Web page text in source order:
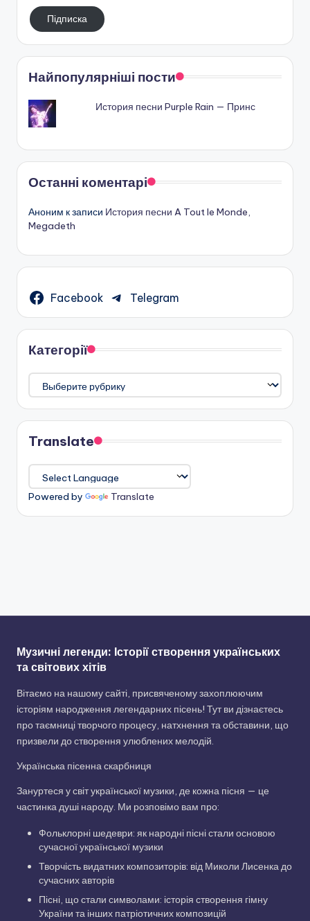
електронную
поштуПідписка
Найпопулярніші пости
История песни Purple Rain — Принс
Останні коментарі
Аноним к записи История песни A Tout le Monde,
Megadeth
Facebook Telegram
Категорії
Translate
Powered by Translate
Музичні легенди: Історії створення українських
та світових хітів
Вітаємо на нашому сайті, присвяченому захоплюючим
історіям народження легендарних пісень! Тут ви дізнаєтесь
про таємниці творчого процесу, натхнення та обставини, що
призвели до створення улюблених мелодій.
Українська пісенна скарбниця
Зануртеся у світ української музики, де кожна пісня — це
частинка душі народу. Ми розповімо вам про:
Фольклорні шедеври: як народні пісні стали основою
сучасної української музики
Творчість видатних композиторів: від Миколи Лисенка до
сучасних авторів
Пісні, що стали символами: історія створення гімну
України та інших патріотичних композицій